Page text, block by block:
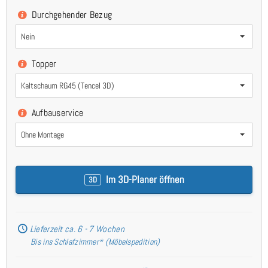
Durchgehender Bezug
Nein
Topper
Kaltschaum RG45 (Tencel 3D)
Aufbauservice
Ohne Montage
3D Im 3D-Planer öffnen
Lieferzeit ca. 6 - 7 Wochen
Bis ins Schlafzimmer* (Möbelspedition)